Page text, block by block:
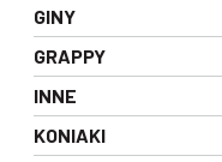
GINY
GRAPPY
INNE
KONIAKI